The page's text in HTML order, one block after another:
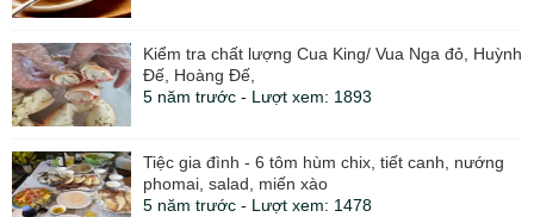
Kiểm tra chất lượng Cua King/ Vua Nga đỏ, Huỳnh
Đế, Hoàng Đế,
5 năm trước - Lượt xem: 1893
Tiệc gia đình - 6 tôm hùm chix, tiết canh, nướng
phomai, salad, miến xào
5 năm trước - Lượt xem: 1478